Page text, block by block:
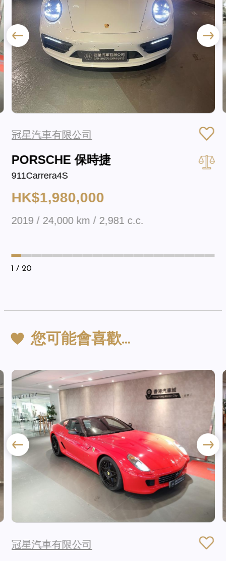
冠星汽車有限公司
PORSCHE 保時捷
911Carrera4S
HK$1,980,000
2019 / 24,000 km / 2,981 c.c.
1 / 20
您可能會喜歡…
冠星汽車有限公司